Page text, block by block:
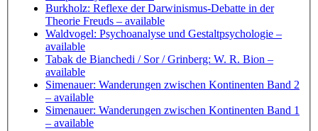
Burkholz: Reflexe der Darwinismus-Debatte in der
Theorie Freuds – available
Waldvogel: Psychoanalyse und Gestaltpsychologie –
available
Tabak de Bianchedi / Sor / Grinberg: W. R. Bion –
available
Simenauer: Wanderungen zwischen Kontinenten Band 2
– available
Simenauer: Wanderungen zwischen Kontinenten Band 1
– available